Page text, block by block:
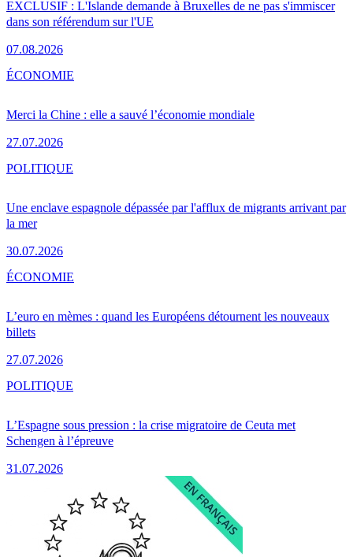
EXCLUSIF : L'Islande demande à Bruxelles de ne pas s'immiscer
dans son référendum sur l'UE
07.08.2026
Merci la Chine : elle a sauvé l’économie mondiale
27.07.2026
ÉCONOMIE
Une enclave espagnole dépassée par l'afflux de migrants arrivant par
la mer
30.07.2026
POLITIQUE
L’euro en mèmes : quand les Européens détournent les nouveaux
billets
27.07.2026
ÉCONOMIE
L’Espagne sous pression : la crise migratoire de Ceuta met
Schengen à l’épreuve
31.07.2026
POLITIQUE